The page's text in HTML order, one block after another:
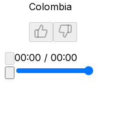
Colombia
00:00 / 00:00